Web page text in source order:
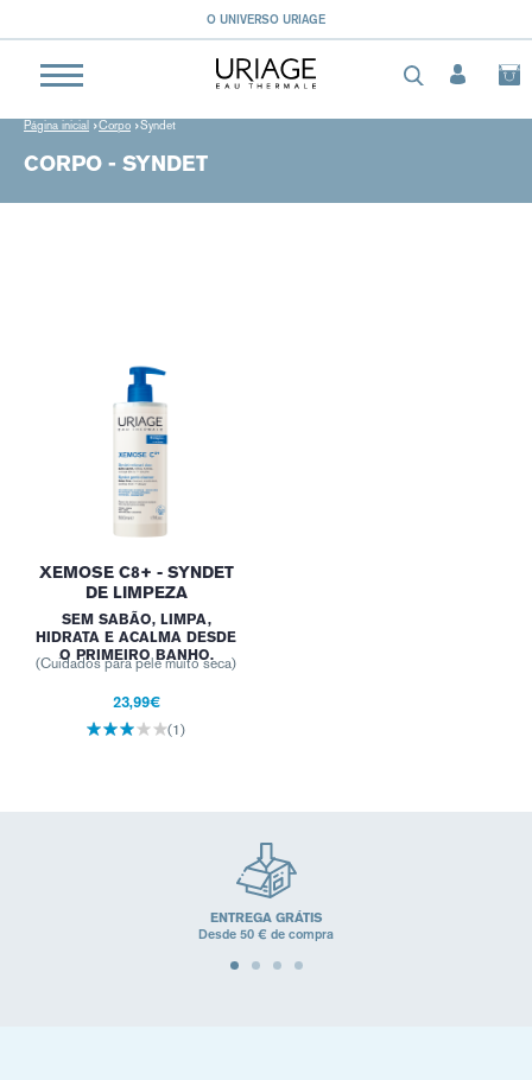
O UNIVERSO URIAGE
Página inicial Corpo Syndet
CORPO - SYNDET
XEMOSE C8+ - SYNDET
DE LIMPEZA
SEM SABÃO, LIMPA,
HIDRATA E ACALMA DESDE
O PRIMEIRO BANHO.
(Cuidados para pele muito seca)
23,99€
(1)
ENTREGA GRÁTIS
Desde 50 € de compra